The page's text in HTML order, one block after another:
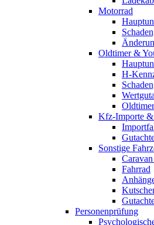
Motorrad
Oldtimer &
H-
Kfz-Importe
Sonstige
Fahrrad
Personenprüfung